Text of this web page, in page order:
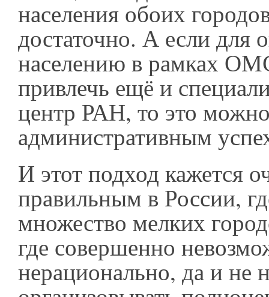
населения обоих
достаточно. А если для
населению в рамках
привлечь ещё и
центр РАН, то это
административным
И этот подход кажется
правильным в России,
множество мелких
где совершенно
нерационально, да и не